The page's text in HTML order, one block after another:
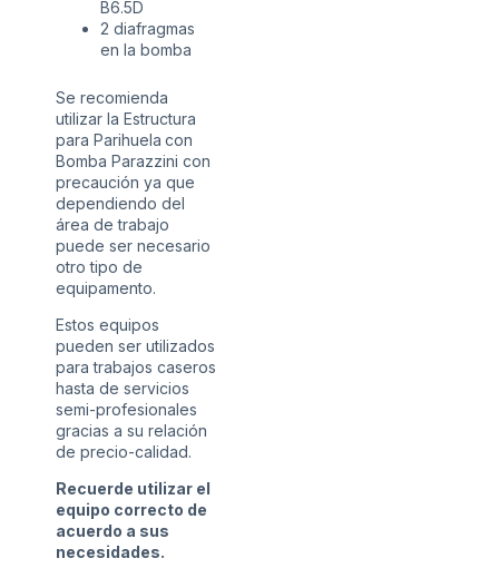
B6.5D
2 diafragmas
en la bomba
Se recomienda
utilizar la Estructura
para Parihuela con
Bomba Parazzini con
precaución ya que
dependiendo del
área de trabajo
puede ser necesario
otro tipo de
equipamento.
Estos equipos
pueden ser utilizados
para trabajos caseros
hasta de servicios
semi-profesionales
gracias a su relación
de precio-calidad.
Recuerde utilizar el
equipo correcto de
acuerdo a sus
necesidades.